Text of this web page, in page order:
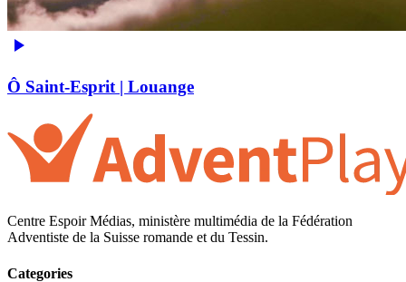
Ô Saint-Esprit | Louange
Centre Espoir Médias, ministère multimédia de la Fédération
Adventiste de la Suisse romande et du Tessin.
Categories